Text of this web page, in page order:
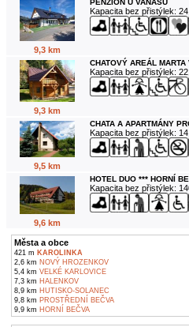
9,3 km
PENZION U VAŇASŮ
Kapacita bez přistýlek:
9,3 km
CHATOVÝ AREÁL MARTA
Kapacita bez přistýlek:
9,5 km
CHATA A APARTMÁNY
Kapacita bez přistýlek:
9,6 km
HOTEL DUO *** HORNÍ
Kapacita bez přistýlek:
Města a obce
421 m KAROLINKA
2,6 km NOVÝ HROZENKOV
5,4 km VELKÉ KARLOVICE
7,3 km HALENKOV
8,9 km HUTISKO-SOLANEC
9,8 km PROSTŘEDNÍ BEČVA
9,9 km HORNÍ BEČVA